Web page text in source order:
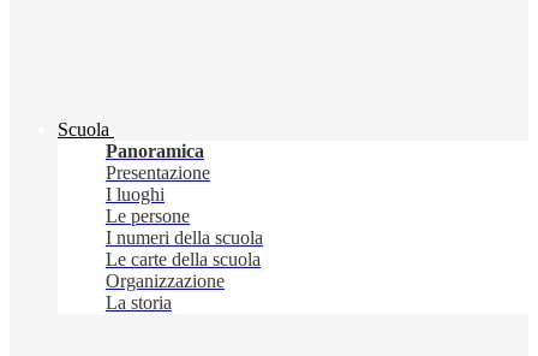
Scuola
Panoramica
Presentazione
I luoghi
Le persone
I numeri della scuola
Le carte della scuola
Organizzazione
La storia